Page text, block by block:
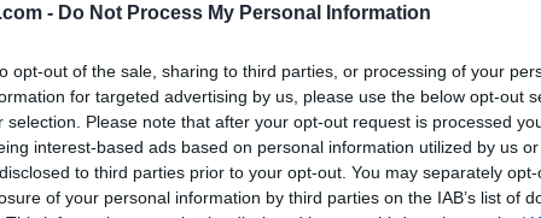
- Do Not Process My Personal Information
opt-out of the sale, sharing to third parties, or processing of your
for targeted advertising by us, please use the below opt-out
selection. Please note that after your opt-out request is processed
interest-based ads based on personal information utilized by us
to third parties prior to your opt-out. You may separately
of your personal information by third parties on the IAB’s list of
regi av Sirdal Ski. Trenerstillingen er derfor en
og idrettslærer ved Sirdal vgs (50 prosent).
for faget toppidrett langrenn for alle
aktivitetslære. Som trener i Sirdal Ski vil du
og under en felles sportssjef.